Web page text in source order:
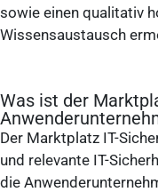
sowie einen qualitativ
Wissensaustausch
Was ist der
Der Marktplatz IT-
und relevante IT-
die